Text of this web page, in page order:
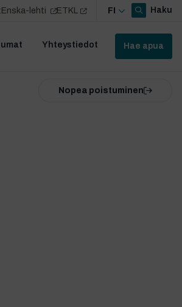
Yhteystiedot Hae apua
Enska-lehti ETKL FI Haku
Nopea poistuminen